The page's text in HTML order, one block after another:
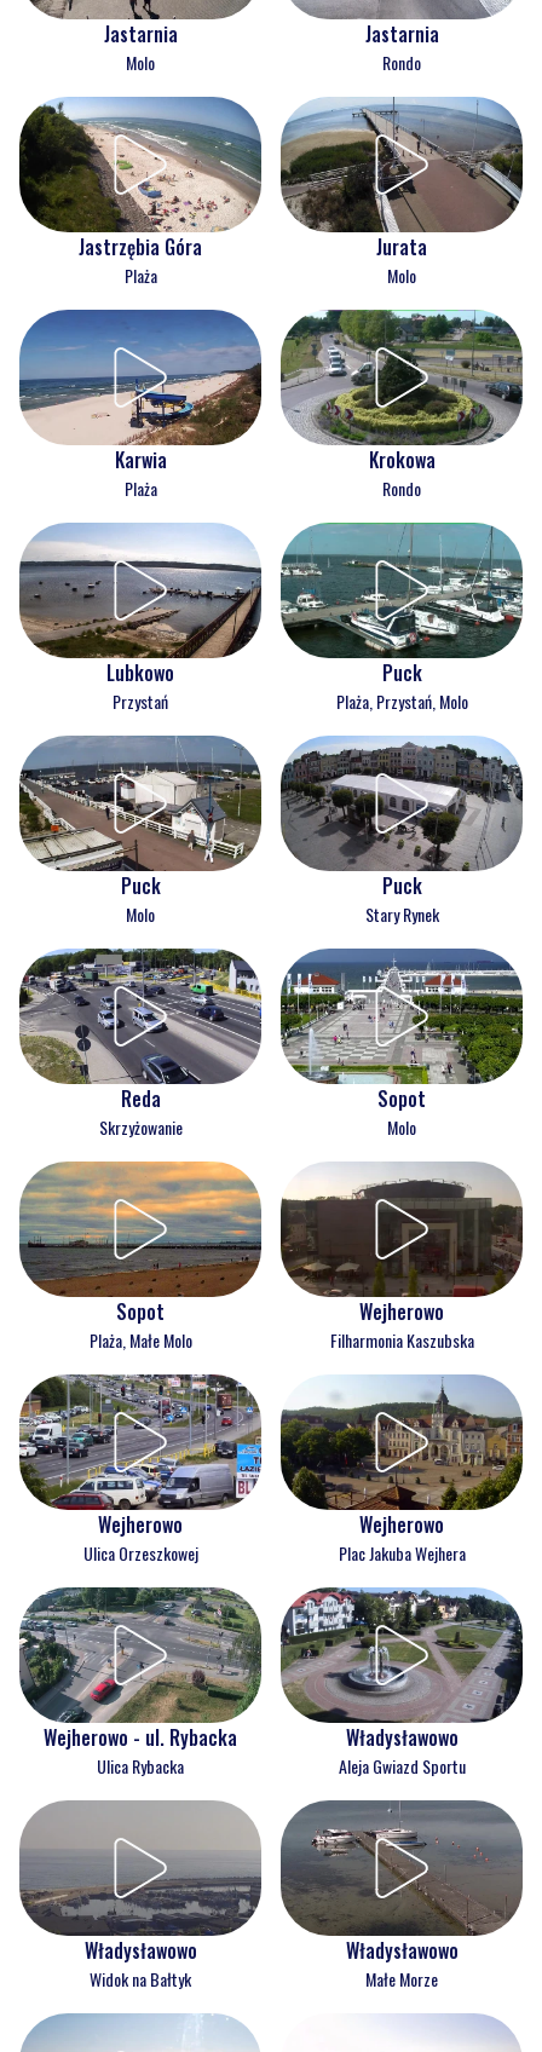
Jastarnia
Molo
Jastarnia
Rondo
Jastrzębia Góra
Plaża
Jurata
Molo
Karwia
Plaża
Krokowa
Rondo
Lubkowo
Przystań
Puck
Plaża, Przystań, Molo
Puck
Molo
Puck
Stary Rynek
Reda
Skrzyżowanie
Sopot
Molo
Sopot
Plaża, Małe Molo
Wejherowo
Filharmonia Kaszubska
Wejherowo
Ulica Orzeszkowej
Wejherowo
Plac Jakuba Wejhera
Wejherowo - ul. Rybacka
Ulica Rybacka
Władysławowo
Aleja Gwiazd Sportu
Władysławowo
Widok na Bałtyk
Władysławowo
Małe Morze